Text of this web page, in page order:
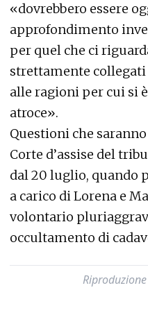
«dovrebbero essere
approfondimento
per quel che ci
strettamente
alle ragioni per cui si
atroce».
Questioni che
Corte d’assise del
dal 20 luglio, quando
a carico di Lorena e
volontario
occultamento di